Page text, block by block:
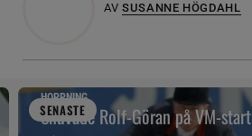
AV SUSANNE HÖGDAHL
SENASTE
HOPPNING
Snuvade Rolf-Göran på VM-start